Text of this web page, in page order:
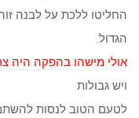
החליטו ללכת על לבנה
הגדול.
אולי מישהו בהפקה היה
ויש גבולות
לטעם הטוב לנסות